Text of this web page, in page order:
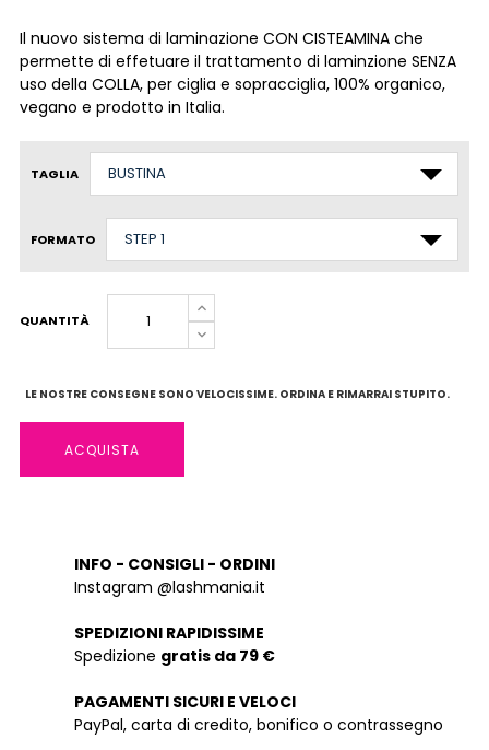
Il nuovo sistema di laminazione CON CISTEAMINA che
permette di effetuare il trattamento di laminzione SENZA
uso della COLLA, per ciglia e sopracciglia, 100% organico,
vegano e prodotto in Italia.
TAGLIA
FORMATO
QUANTITÀ
LE NOSTRE CONSEGNE SONO VELOCISSIME. ORDINA E RIMARRAI STUPITO.
ACQUISTA
INFO - CONSIGLI - ORDINI
Instagram @lashmania.it
SPEDIZIONI RAPIDISSIME
Spedizione gratis da 79 €
PAGAMENTI SICURI E VELOCI
PayPal, carta di credito, bonifico o contrassegno